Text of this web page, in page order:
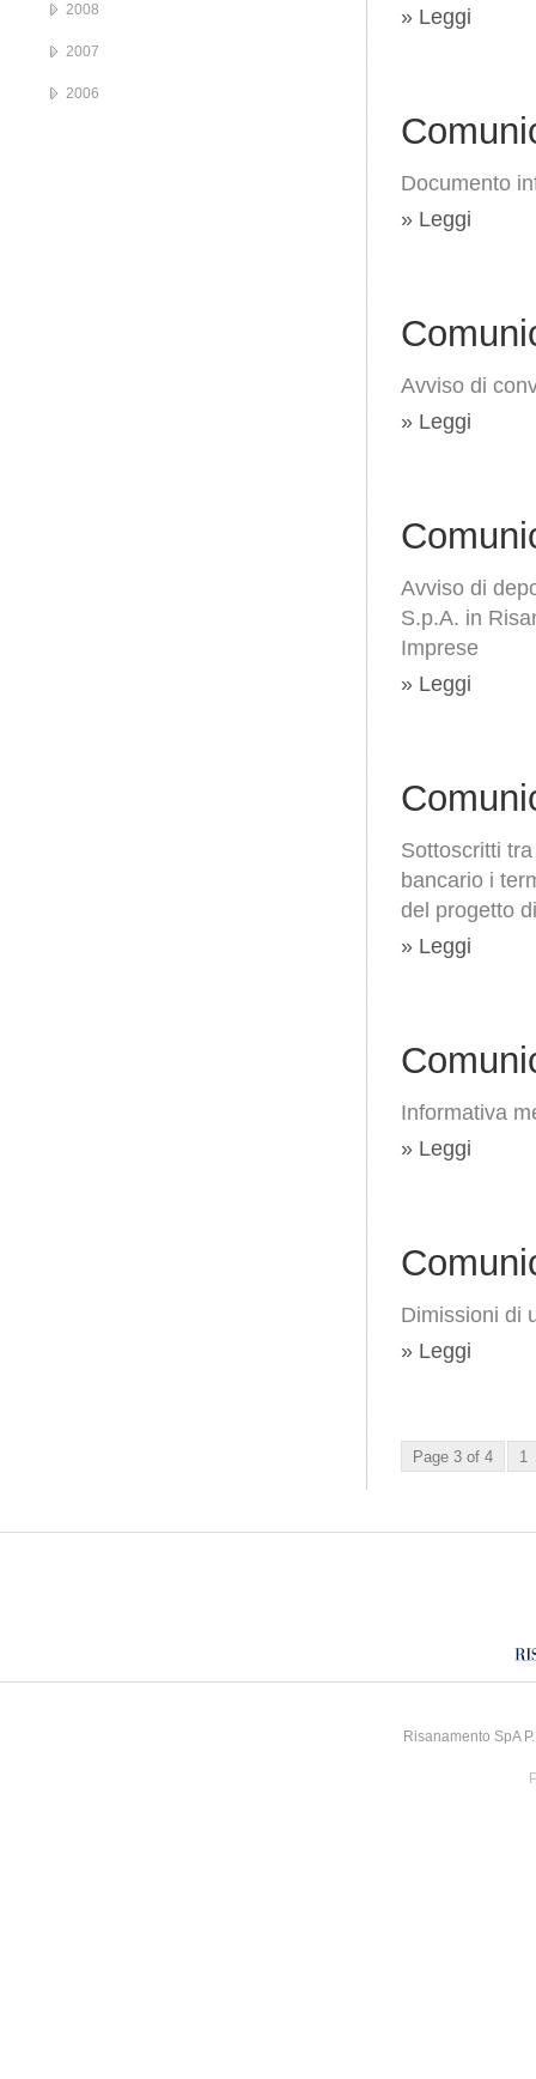
» Leggi
Documento
» Leggi
Avviso di
» Leggi
Avviso di
S.p.A. in
Imprese
» Leggi
Sottoscritti
bancario i
del progetto
» Leggi
Informativa
» Leggi
Dimissioni di
» Leggi
Page 3 of 4 1
2008
2007
2006
Risanamento SpA